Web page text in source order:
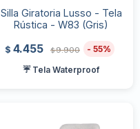
Silla Giratoria Lusso - Tela
Rústica - W83 (Gris)
$ 4.455 $9.900
55
☔ Tela Waterproof